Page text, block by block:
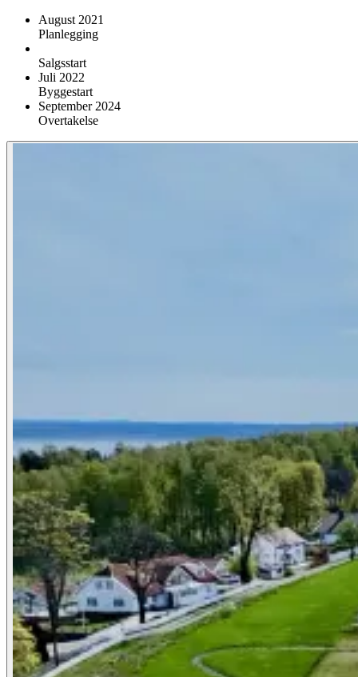
August 2021
Planlegging
Salgsstart
Juli 2022
Byggestart
September 2024
Overtakelse